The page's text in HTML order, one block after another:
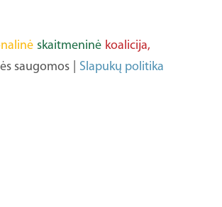
skaitmeninė koalicija,
saugomos
Slapukų politika